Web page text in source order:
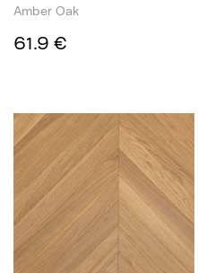
Amber Oak
61.9 €